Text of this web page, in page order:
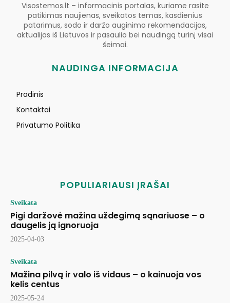
Visostemos.lt – informacinis portalas, kuriame rasite
patikimas naujienas, sveikatos temas, kasdienius
patarimus, sodo ir daržo auginimo rekomendacijas,
aktualijas iš Lietuvos ir pasaulio bei naudingą turinį visai
šeimai.
NAUDINGA INFORMACIJA
Pradinis
Kontaktai
Privatumo Politika
POPULIARIAUSI ĮRAŠAI
Sveikata
Pigi daržovė mažina uždegimą sąnariuose – o
daugelis ją ignoruoja
2025-04-03
Sveikata
Mažina pilvą ir valo iš vidaus – o kainuoja vos
kelis centus
2025-05-24